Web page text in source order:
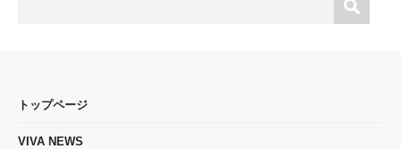
トップページ
VIVA NEWS